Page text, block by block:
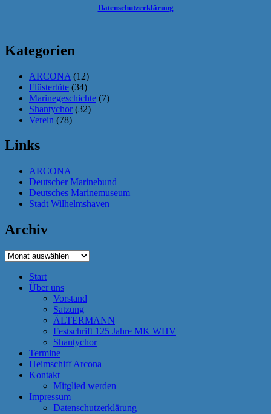
Datenschutzerklärung
Kategorien
ARCONA (12)
Flüstertüte (34)
Marinegeschichte (7)
Shantychor (32)
Verein (78)
Links
ARCONA
Deutscher Marinebund
Deutsches Marinemuseum
Stadt Wilhelmshaven
Archiv
Archiv
Start
Über uns
Vorstand
Satzung
ÄLTERMANN
Festschrift 125 Jahre MK WHV
Shantychor
Termine
Heimschiff Arcona
Kontakt
Mitglied werden
Impressum
Datenschutzerklärung